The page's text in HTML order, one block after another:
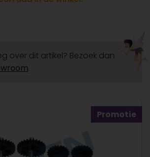
over dit artikel? Bezoek dan
.
Promotie